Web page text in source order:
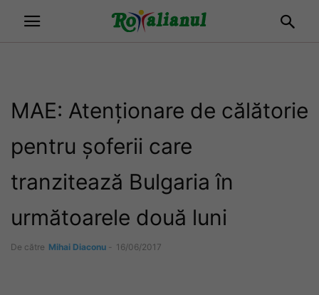
MAE: Atenționare de călătorie
pentru șoferii care
tranzitează Bulgaria în
următoarele două luni
De către Mihai Diaconu - 16/06/2017